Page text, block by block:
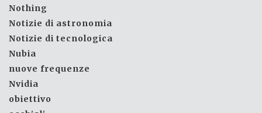
Nothing
Notizie di astronomia
Notizie di tecnologica
Nubia
nuove frequenze
Nvidia
obiettivo